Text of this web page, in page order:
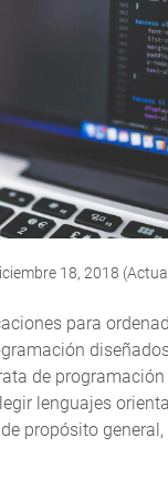
18, 2018
para
de
lenguajes
propósito